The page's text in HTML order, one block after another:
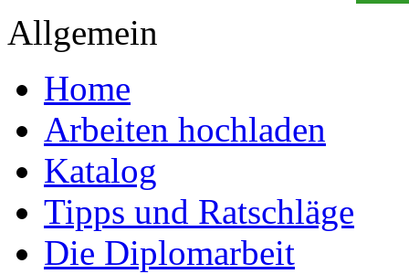
Allgemein
Home
Arbeiten hochladen
Katalog
Tipps und Ratschläge
Die Diplomarbeit